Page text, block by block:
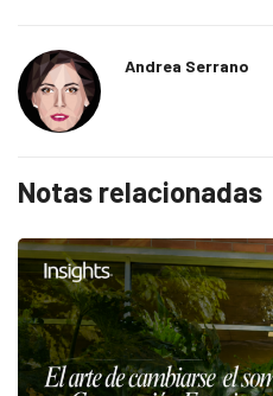
Andrea Serrano
Notas relacionadas